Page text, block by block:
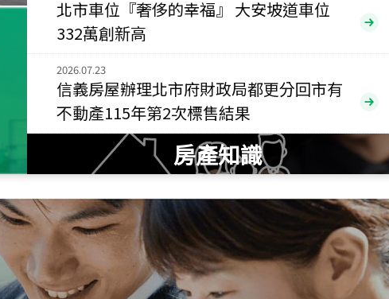
115年
小西華 1,938萬
115年07月 成交
捷豹
台北市中山區長春路
115年07月 成交
十泉十美
台北市北投區光明路
總價
1,020萬
年 07 月 成交
四維天廈
新竹市新竹市四維路
總價
490萬
北市車位『奢侈的幸福』 大安坡道車位
332萬創新高
2026.07.23
信義房屋辦理北市府財政局都更分回市有
不動產115年第2次標售結果
房產知識